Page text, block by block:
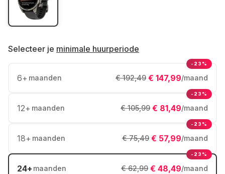
Selecteer je minimale huurperiode
6+ maanden € 147,99/maand
€ 192,49
-23%
12+ maanden € 81,49/maand
€ 105,99
-23%
18+ maanden € 57,99/maand
€ 75,49
-23%
24+ maanden € 48,49/maand
€ 62,99
-23%